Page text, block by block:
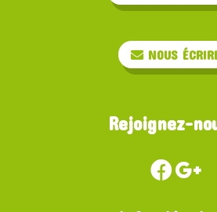
NOUS
Rejoignez-